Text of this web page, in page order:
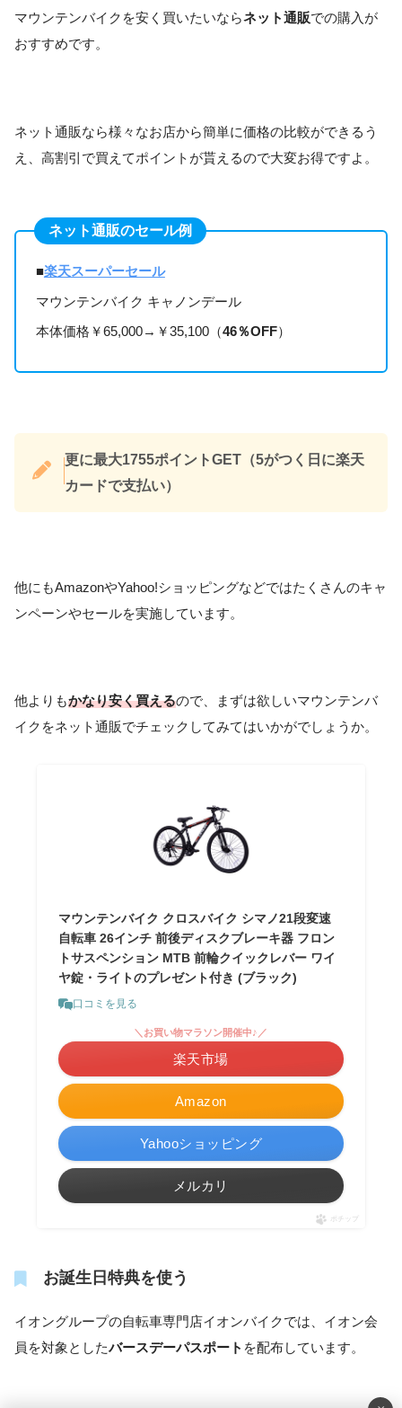
マウンテンバイクを安く買いたいならネット通販での購入が
おすすめです。
ネット通販なら様々なお店から簡単に価格の比較ができるう
え、高割引で買えてポイントが貰えるので大変お得ですよ。
ネット通販のセール例
■楽天スーパーセール
マウンテンバイク キャノンデール
本体価格￥65,000→￥35,100（46％OFF）
更に最大1755ポイントGET（5がつく日に楽天
カードで支払い）
他にもAmazonやYahoo!ショッピングなどではたくさんのキャ
ンペーンやセールを実施しています。
他よりもかなり安く買えるので、まずは欲しいマウンテンバ
イクをネット通販でチェックしてみてはいかがでしょうか。
マウンテンバイク クロスバイク シマノ21段変速
自転車 26インチ 前後ディスクブレーキ器 フロン
トサスペンション MTB 前輪クイックレバー ワイ
ヤ錠・ライトのプレゼント付き (ブラック)
口コミを見る
Amazon
＼お買い物マラソン開催中♪／
楽天市場
Yahooショッピング
メルカリ
ポチップ
お誕生日特典を使う
イオングループの自転車専門店イオンバイクでは、イオン会
員を対象としたバースデーパスポート を配布しています。